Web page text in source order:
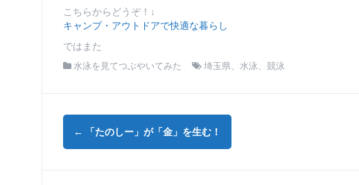
こちらからどうぞ！↓
キャンプ・アウトドアで快適な暮らし
ではまた
水泳を見てつぶやいてみた 埼玉県、 水泳、 競泳
投
稿
← 「たのしー」が「金」を生む！